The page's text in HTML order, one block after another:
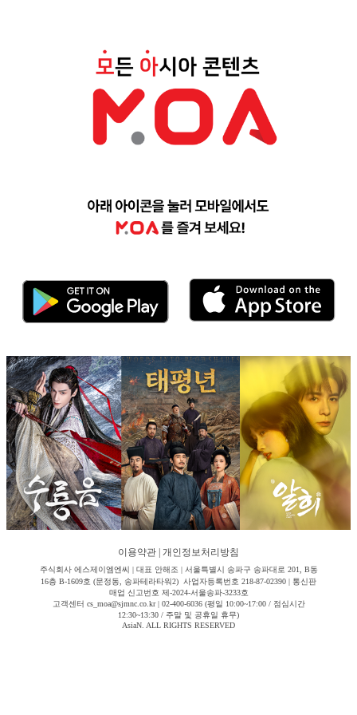
이용약관 개인정보처리방침
주식회사 에스제이엠엔씨 | 대표 안해조 | 서울특별시 송파구 송파대로 201, B동
16층 B-1609호 (문정동, 송파테라타워2) 사업자등록번호 218-87-02390 | 통신판
매업 신고번호 제-2024-서울송파-3233호
고객센터 cs_moa@sjmnc.co.kr | 02-400-6036 (평일 10:00~17:00 / 점심시간
12:30~13:30 / 주말 및 공휴일 휴무)
AsiaN. ALL RIGHTS RESERVED